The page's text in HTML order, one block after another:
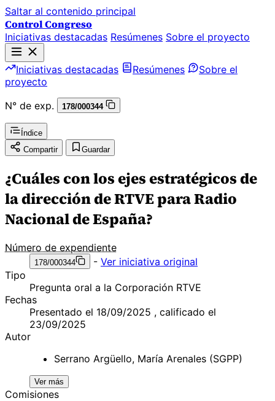
Saltar al contenido principal
Control Congreso
Iniciativas destacadas Resúmenes Sobre el proyecto
Iniciativas destacadas Resúmenes
Sobre el
proyecto
N° de exp.
178/000344
Índice
Compartir
Guardar
¿Cuáles con los ejes estratégicos de
la dirección de RTVE para Radio
Nacional de España?
Número de expendiente
178/000344 - Ver iniciativa original
Tipo
Pregunta oral a la Corporación RTVE
Fechas
Presentado el 18/09/2025 , calificado el
23/09/2025
Autor
Serrano Argüello, María Arenales (SGPP)
Ver más
Comisiones